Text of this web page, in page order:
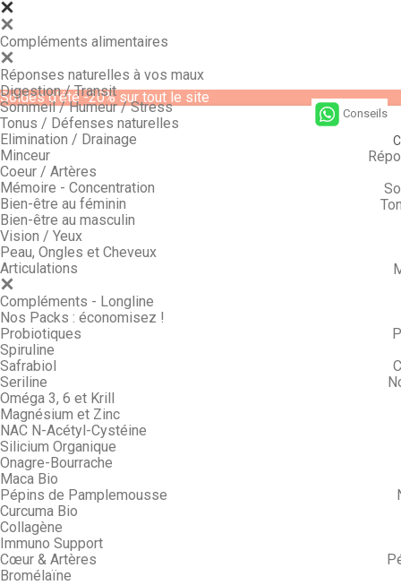
Soldes d'été -20% sur tout le site
Compléments alimentaires
Réponses naturelles à vos maux
Digestion / Transit
Sommeil / Humeur / Stress
Tonus / Défenses naturelles
Elimination / Drainage
Minceur
Coeur / Artères
Mémoire - Concentration
Bien-être au féminin
Bien-être au masculin
Vision / Yeux
Peau, Ongles et Cheveux
Articulations
Compléments - Longline
Nos Packs : économisez !
Probiotiques
Spiruline
Safrabiol
Seriline
Oméga 3, 6 et Krill
Magnésium et Zinc
NAC N-Acétyl-Cystéine
Silicium Organique
Onagre-Bourrache
Maca Bio
Pépins de Pamplemousse
Curcuma Bio
Collagène
Immuno Support
Cœur & Artères
Bromélaïne
Conseils